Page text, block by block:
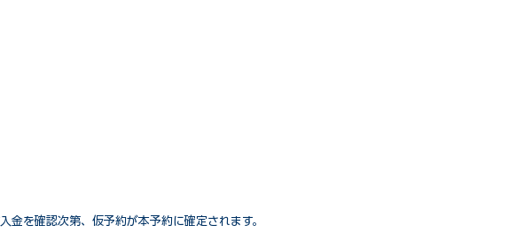
を確認次第、仮予約が本予約に確定されます。